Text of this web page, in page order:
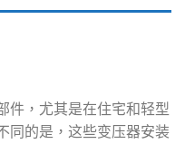
件，尤其是在住宅和轻型
同的是，这些变压器安装